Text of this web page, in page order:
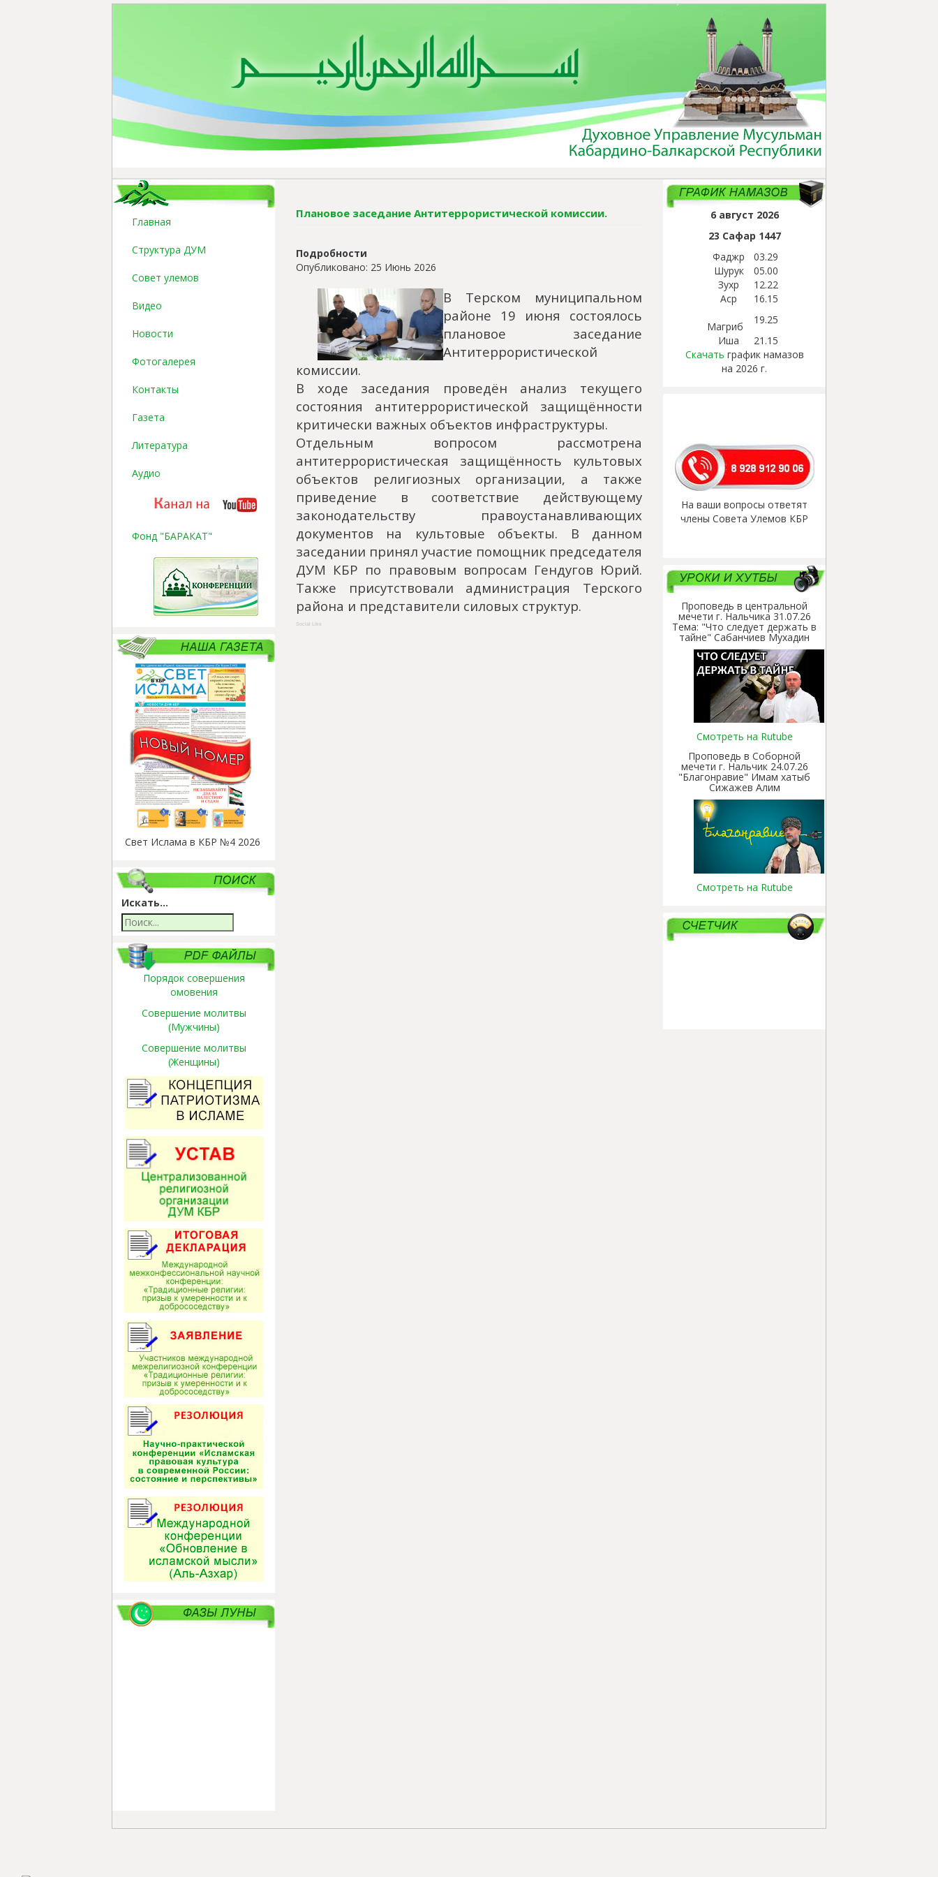
Главная
Структура ДУМ
Совет улемов
Видео
Новости
Фотогалерея
Контакты
Газета
Литература
Аудио
Фонд "БАРАКАТ"
Свет Ислама в КБР №4 2026
Искать...
Порядок совершения
омовения
Совершение молитвы
(Мужчины)
Совершение молитвы
(Женщины)
Плановое заседание Антитеррористической комиссии.
Подробности
Опубликовано: 25 Июнь 2026
В Терском муниципальном
районе 19 июня состоялось
плановое заседание
Антитеррористической
комиссии.
В ходе заседания проведён анализ текущего
состояния антитеррористической защищённости
критически важных объектов инфраструктуры.
Отдельным вопросом рассмотрена
антитеррористическая защищённость культовых
объектов религиозных организации, а также
приведение в соответствие действующему
законодательству правоустанавливающих
документов на культовые объекты. В данном
заседании принял участие помощник председателя
ДУМ КБР по правовым вопросам Гендугов Юрий.
Также присутствовали администрация Терского
района и представители силовых структур.
Social Like
6 август 2026
23 Сафар 1447
Фаджр
03.29
Шурук
05.00
Зухр
12.22
Аср
16.15
Магриб
19.25
Иша
21.15
Скачать график намазов
на 2026 г.
На ваши вопросы ответят
члены Совета Улемов КБР
Проповедь в центральной
мечети г. Нальчика 31.07.26
Тема: "Что следует держать в
тайне" Сабанчиев Мухадин
Смотреть на Rutube
Проповедь в Соборной
мечети г. Нальчик 24.07.26
"Благонравие" Имам хатыб
Сижажев Алим
Смотреть на Rutube